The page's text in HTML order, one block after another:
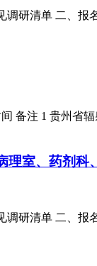
研清单 二、报
备注 1 贵州
理室、药剂科
研清单 二、报